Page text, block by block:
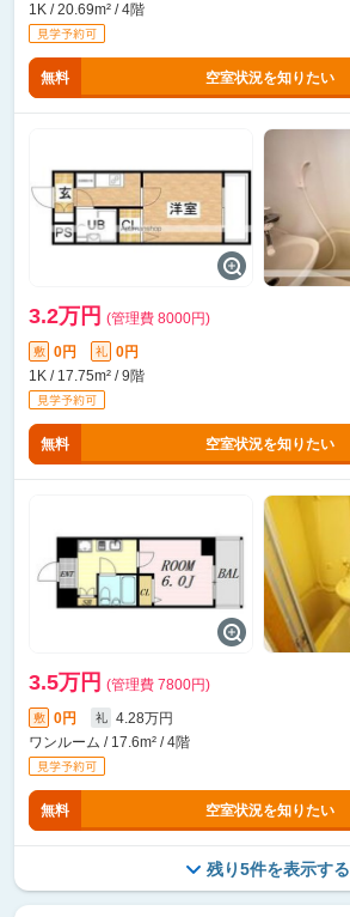
1K / 20.69m² / 4階
無料 空室状況を知りたい
3.2万円 (管理費 8000円)
敷 0円 礼
0円
1K / 17.75m² / 9階
無料 空室状況を知りたい
3.5万円 (管理費 7800円)
敷 0円 礼
4.28万円
ワンルーム / 17.6m² / 4階
無料 空室状況を知りたい
残り5件を表示する